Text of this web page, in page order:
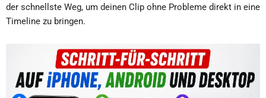
der schnellste Weg, um deinen Clip ohne Probleme direkt in eine
Timeline zu bringen.